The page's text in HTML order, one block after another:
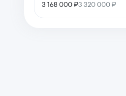
3 168 000 ₽3 320 000 ₽